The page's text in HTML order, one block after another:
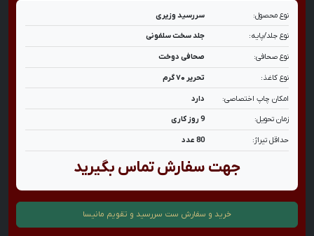
نوع محصول: سررسید وزیری
نوع جلد/پایه: جلد سخت سلفونی
نوع صحافی: صحافی دوخت
نوع کاغذ: تحریر ۷۰ گرم
امکان چاپ اختصاصی: دارد
زمان تحویل: 9 روز کاری
حداقل تیراژ: 80 عدد
جهت سفارش تماس بگیرید
خرید و سفارش ست سررسید و تقویم مانیسا